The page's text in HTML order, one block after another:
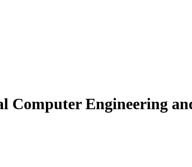
Computer Engineering